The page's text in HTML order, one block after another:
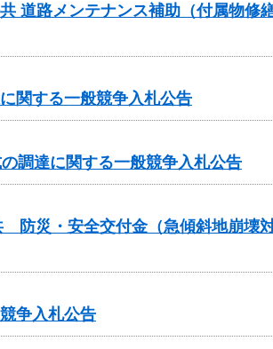
道路メンテナンス補助（付属物修
関する一般競争入札公告
調達に関する一般競争入札公告
防災・安全交付金（急傾斜地崩壊
争入札公告